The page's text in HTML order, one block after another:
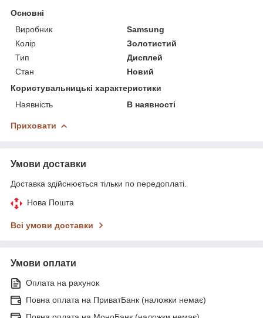
Основні
Виробник
Samsung
Колір
Золотистий
Тип
Дисплей
Стан
Новий
Користувальницькі характеристики
Наявність
В наявності
Приховати
Умови доставки
Доставка здійснюється тільки по передоплаті.
Нова Пошта
Всі умови доставки
Умови оплати
Оплата на рахунок
Повна оплата на ПриватБанк (наложки немає)